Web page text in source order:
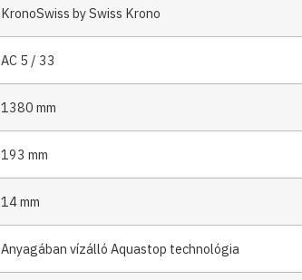
KronoSwiss by Swiss Krono
AC 5 / 33
1380 mm
193 mm
14 mm
Anyagában vízálló Aquastop technológia